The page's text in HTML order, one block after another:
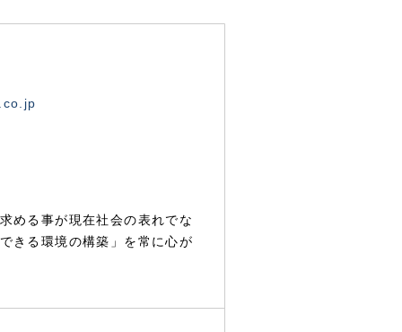
める事が現在社会の表れでな
きる環境の構築」を常に心が